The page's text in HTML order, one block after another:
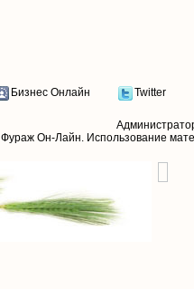
Бизнес Онлайн Twitter
Фураж Он-Лайн. Использование